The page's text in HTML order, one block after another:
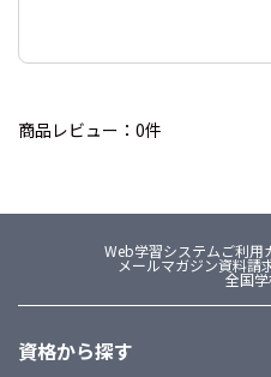
商品レビュー：0件
Web学習システムご利用
メールマガジン資料請
全国
資格から探す